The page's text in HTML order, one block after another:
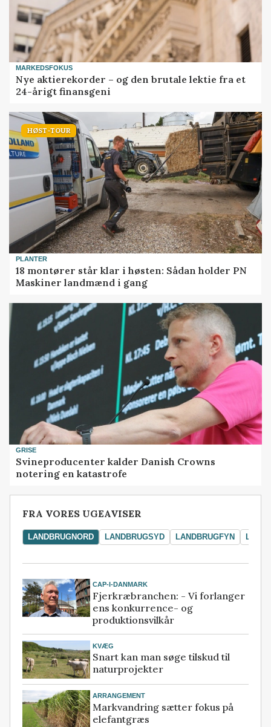
MARKEDSFOKUS
Nye aktierekorder – og den brutale lektie fra et
24-årigt finansgeni
HØST-TOUR
PLANTER
18 montører står klar i høsten: Sådan holder PN
Maskiner landmænd i gang
GRISE
Svineproducenter kalder Danish Crowns
notering en katastrofe
FRA VORES UGEAVISER
LANDBRUGNORD LANDBRUGSYD LANDBRUGFYN
CAP-I-DANMARK
Fjerkræbranchen: - Vi forlanger
ens konkurrence- og
produktionsvilkår
KVÆG
Snart kan man søge tilskud til
naturprojekter
ARRANGEMENT
Markvandring sætter fokus på
elefantgræs